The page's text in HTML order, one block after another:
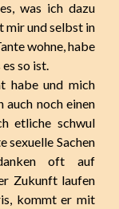
was ich dazu
mir und selbst in
wohne, habe
so ist.
habe und mich
noch einen
etliche schwul
sexuelle Sachen
oft auf
Zukunft laufen
kommt er mit